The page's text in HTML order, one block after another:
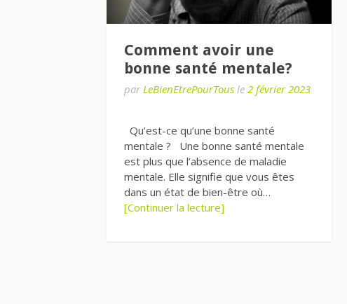
Comment avoir une
bonne santé mentale?
par LeBienEtrePourTous le 2 février 2023
Qu’est-ce qu’une bonne santé
mentale ? Une bonne santé mentale
est plus que l’absence de maladie
mentale. Elle signifie que vous êtes
dans un état de bien-être où…
[Continuer la lecture]